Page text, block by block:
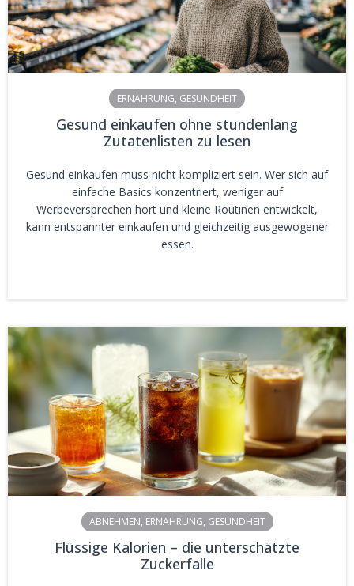
ERNÄHRUNG, GESUNDHEIT
Gesund einkaufen ohne stundenlang
Zutatenlisten zu lesen
Gesund einkaufen muss nicht kompliziert sein. Wer sich auf
einfache Basics konzentriert, weniger auf
Werbeversprechen hört und kleine Routinen entwickelt,
kann entspannter einkaufen und gleichzeitig ausgewogener
essen.
ABNEHMEN, ERNÄHRUNG, GESUNDHEIT
Flüssige Kalorien – die unterschätzte
Zuckerfalle